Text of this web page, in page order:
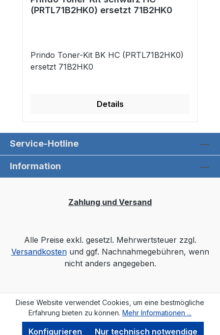
(PRTL71B2HK0) ersetzt 71B2HK0
Prindo Toner-Kit BK HC (PRTL71B2HK0)
ersetzt 71B2HK0
Details
Service-Hotline
Information
Zahlung und Versand
Alle Preise exkl. gesetzl. Mehrwertsteuer zzgl.
Versandkostenund ggf. Nachnahmegebühren, wenn
nicht anders angegeben.
Diese Website verwendet Cookies, um eine bestmögliche
Erfahrung bieten zu können. Mehr Informationen ...
Nur technisch notwendige
Konfigurieren